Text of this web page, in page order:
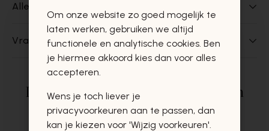
Alles over dit product
Vragen over dit product?
Deze producten zullen u zeker en
vast ook interesseren
Om onze website zo goed mogelijk te
laten werken, gebruiken we altijd
functionele en analytische cookies. Ben
je hiermee akkoord kies dan voor alles
accepteren.
Wens je toch liever je
privacyvoorkeuren aan te passen, dan
kan je kiezen voor 'Wijzig voorkeuren'.